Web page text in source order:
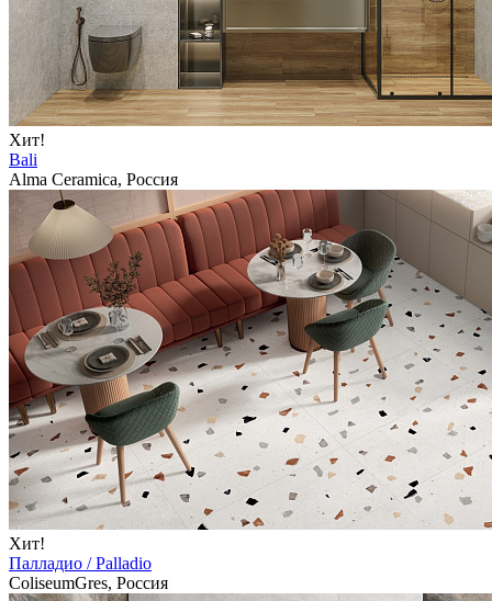
Хит!
Bali
Alma Ceramica, Россия
Хит!
Палладио / Palladio
ColiseumGres, Россия